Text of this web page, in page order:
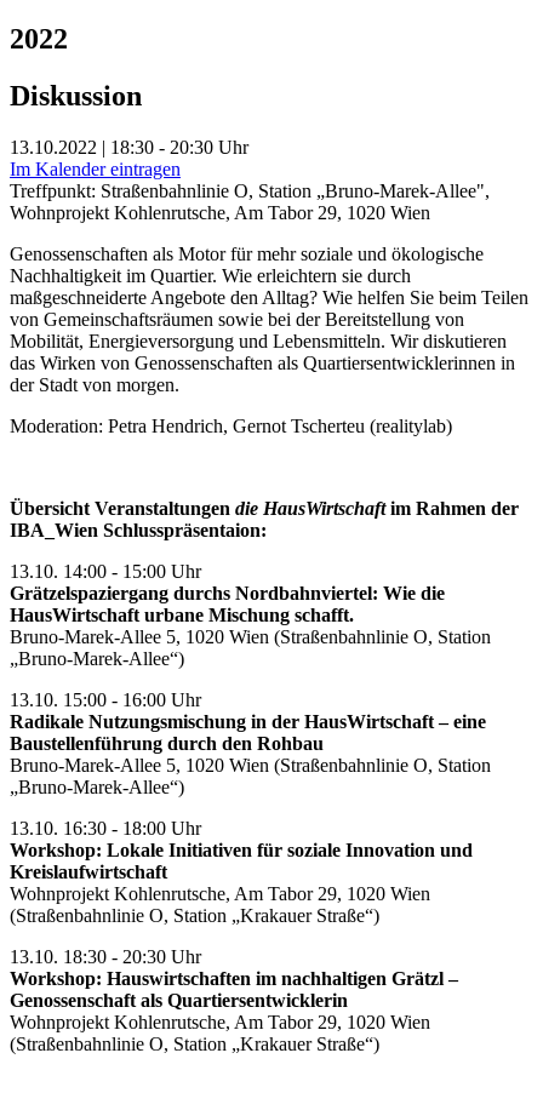
2022
Diskussion
13.10.2022 | 18:30 - 20:30 Uhr
Im Kalender eintragen
Treffpunkt: Straßenbahnlinie O, Station „Bruno-Marek-Allee",
Wohnprojekt Kohlenrutsche, Am Tabor 29, 1020 Wien
Genossenschaften als Motor für mehr soziale und ökologische
Nachhaltigkeit im Quartier. Wie erleichtern sie durch
maßgeschneiderte Angebote den Alltag? Wie helfen Sie beim Teilen
von Gemeinschaftsräumen sowie bei der Bereitstellung von
Mobilität, Energieversorgung und Lebensmitteln. Wir diskutieren
das Wirken von Genossenschaften als Quartiersentwicklerinnen in
der Stadt von morgen.
Moderation: Petra Hendrich, Gernot Tscherteu (realitylab)
Übersicht Veranstaltungen die HausWirtschaftim Rahmen der
IBA_Wien Schlusspräsentaion:
13.10. 14:00 - 15:00 Uhr
Grätzelspaziergang durchs Nordbahnviertel: Wie die
HausWirtschaft urbane Mischung schafft.
Bruno-Marek-Allee 5, 1020 Wien (Straßenbahnlinie O, Station
„Bruno-Marek-Allee“)
13.10. 15:00 - 16:00 Uhr
Radikale Nutzungsmischung in der HausWirtschaft – eine
Baustellenführung durch den Rohbau
Bruno-Marek-Allee 5, 1020 Wien (Straßenbahnlinie O, Station
„Bruno-Marek-Allee“)
13.10. 16:30 - 18:00 Uhr
Workshop: Lokale Initiativen für soziale Innovation und
Kreislaufwirtschaft
Wohnprojekt Kohlenrutsche, Am Tabor 29, 1020 Wien
(Straßenbahnlinie O, Station „Krakauer Straße“)
13.10. 18:30 - 20:30 Uhr
Workshop: Hauswirtschaften im nachhaltigen Grätzl –
Genossenschaft als Quartiersentwicklerin
Wohnprojekt Kohlenrutsche, Am Tabor 29, 1020 Wien
(Straßenbahnlinie O, Station „Krakauer Straße“)